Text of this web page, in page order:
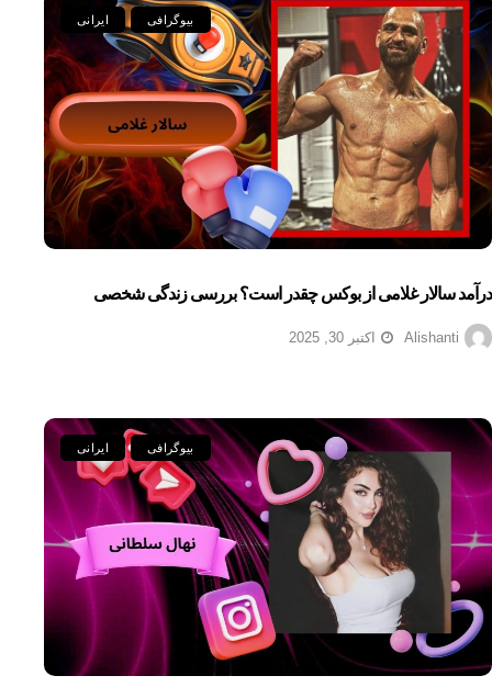
ایرانی بیوگرافی
درآمد سالار غلامی از بوکس چقدر است؟ بررسی زندگی شخصی
Alishanti اکتبر 30, 2025
ایرانی بیوگرافی